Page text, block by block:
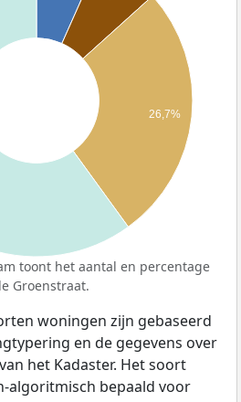
26,7%
toont het aantal en percentage
Groenstraat.
woningen zijn gebaseerd
en de gegevens over
het Kadaster. Het soort
algoritmisch bepaald voor